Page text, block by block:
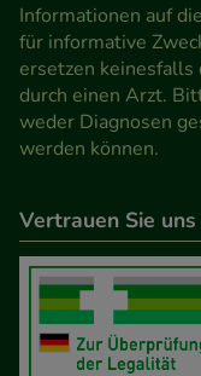
Informationen auf
für informative
ersetzen keinesfalls
durch einen Arzt.
weder Diagnosen
werden können.
Vertrauen Sie uns